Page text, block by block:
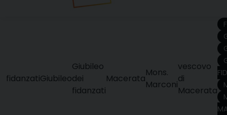
fidanzatiGiubileo
Giubileo
dei
fidanzati
Macerata
Mons.
Marconi
vescovo
di
Macerata